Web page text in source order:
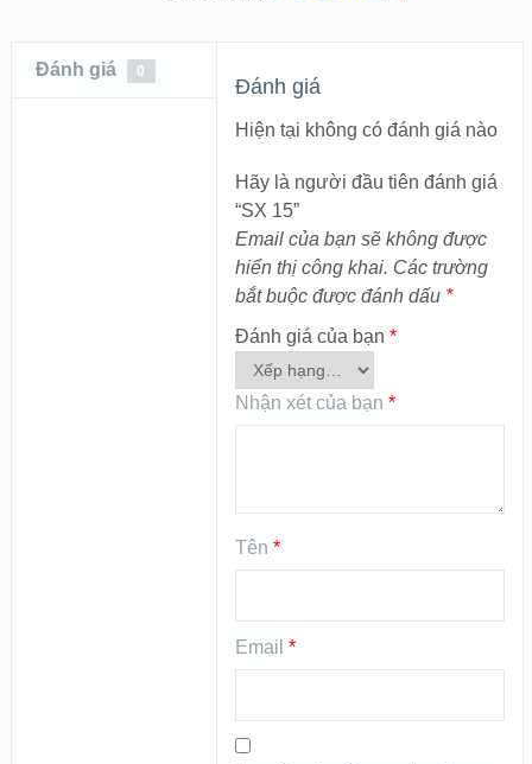
Đánh giá 0
Đánh giá
Hiện tại không có đánh giá nào
Hãy là người đầu tiên đánh giá
“SX 15”
Email của bạn sẽ không được
hiển thị công khai. Các trường
bắt buộc được đánh dấu *
Đánh giá của bạn*
Nhận xét của bạn*
Tên*
Email*